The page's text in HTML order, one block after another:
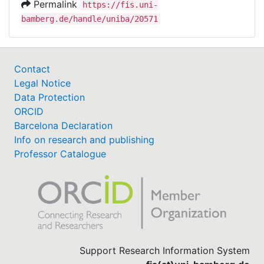
Permalink
https://fis.uni-
bamberg.de/handle/uniba/20571
Contact
Legal Notice
Data Protection
ORCID
Barcelona Declaration
Info on research and publishing
Professor Catalogue
Support Research Information System